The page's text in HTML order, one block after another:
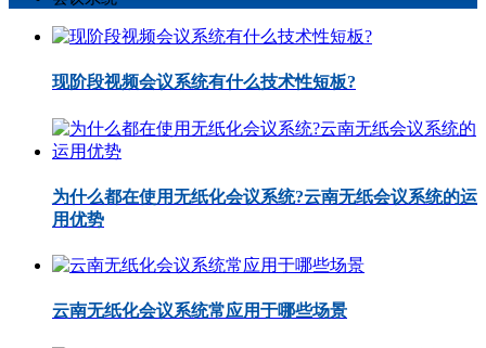
现阶段视频会议系统有什么技术性短板?
为什么都在使用无纸化会议系统?云南无纸会议系统的运
用优势
云南无纸化会议系统常应用于哪些场景